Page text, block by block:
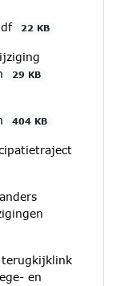
22 KB
29 KB
404 KB
terugkijklink
en